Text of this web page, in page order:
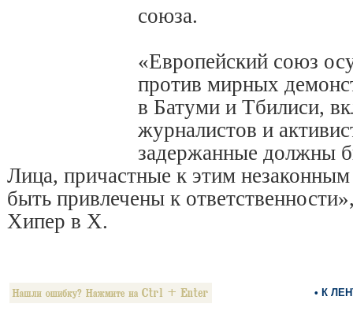
союза.
«Европейский союз
против мирных
в Батуми и Тбилиси,
журналистов и
задержанные должны
Лица, причастные к этим
быть привлечены к
Хипер в X.
• К